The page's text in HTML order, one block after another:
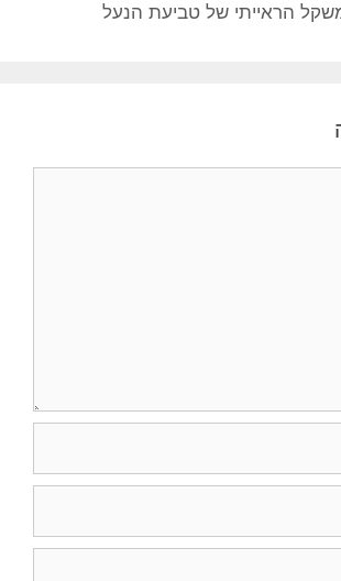
הראייתי של טביעת הנעל